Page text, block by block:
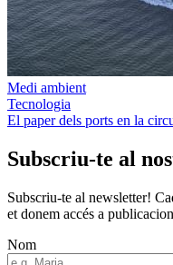
Medi ambient
Tecnologia
El paper dels ports en la
Subscriu-te al
Subscriu-te al newsletter!
et donem accés a
Nom